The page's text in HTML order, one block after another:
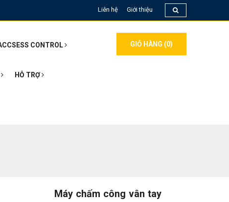
Liên hệ Giới thiệu
CONTROL
HỖ TRỢ
GIỎ HÀNG (0)
Máy chấm công vân tay